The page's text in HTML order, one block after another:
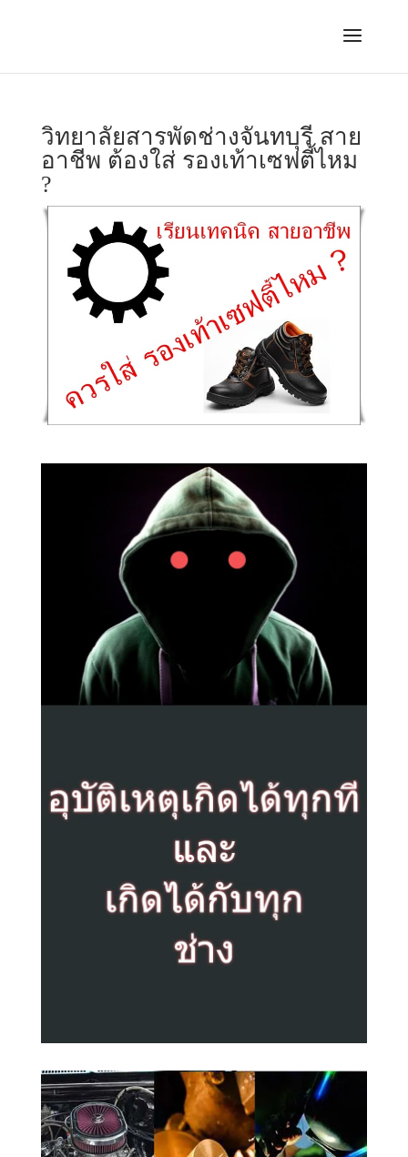
วิทยาลัยสารพัดช่างจันทบุรี สาย
อาชีพ ต้องใส่ รองเท้าเซฟตี้ไหม
?